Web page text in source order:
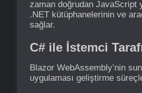
zaman doğrudan JavaScript
.NET kütüphanelerinin ve
sağlar.
C# ile İstemci
Blazor WebAssembly’nin
uygulaması geliştirme